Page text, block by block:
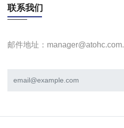
联系我们
邮件地址：manager@atohc.com.